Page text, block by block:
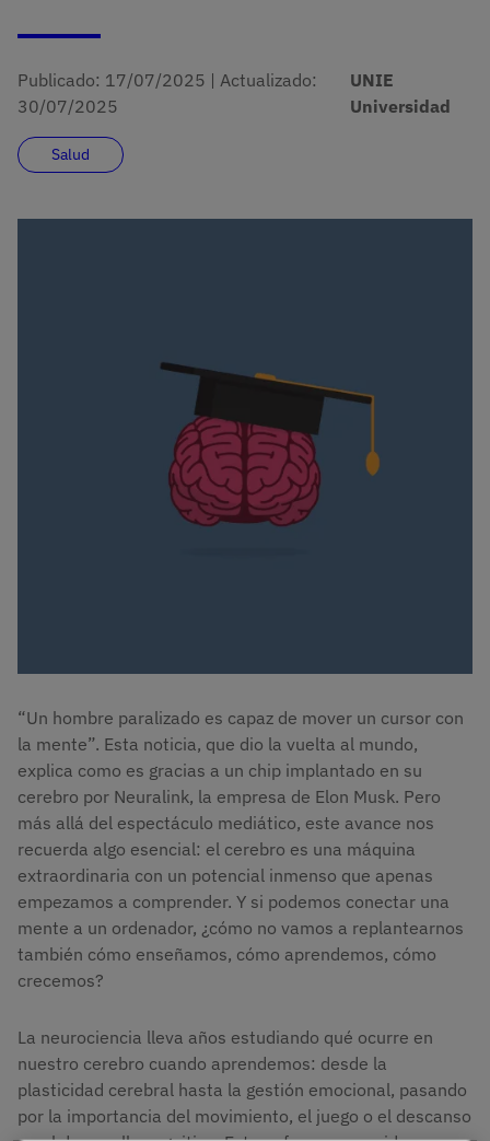
Publicado: 17/07/2025 | Actualizado:
30/07/2025
UNIE
Universidad
Salud
“Un hombre paralizado es capaz de mover un cursor con
la mente”. Esta noticia, que dio la vuelta al mundo,
explica como es gracias a un chip implantado en su
cerebro por Neuralink, la empresa de Elon Musk. Pero
más allá del espectáculo mediático, este avance nos
recuerda algo esencial: el cerebro es una máquina
extraordinaria con un potencial inmenso que apenas
empezamos a comprender. Y si podemos conectar una
mente a un ordenador, ¿cómo no vamos a replantearnos
también cómo enseñamos, cómo aprendemos, cómo
crecemos?
La neurociencia lleva años estudiando qué ocurre en
nuestro cerebro cuando aprendemos: desde la
plasticidad cerebral hasta la gestión emocional, pasando
por la importancia del movimiento, el juego o el descanso